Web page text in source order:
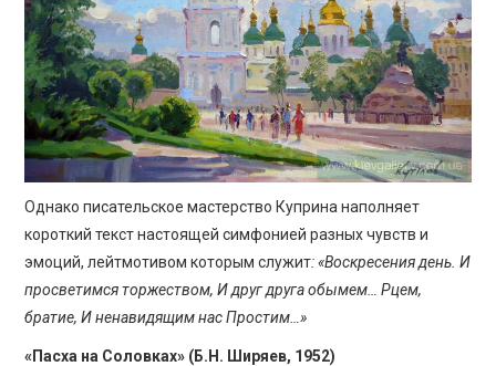
Однако писательское мастерство Куприна наполняет
короткий текст настоящей симфонией разных чувств и
эмоций, лейтмотивом которым служит: «Воскресения день. И
просветимся торжеством, И друг друга обымем… Рцем,
братие, И ненавидящим нас Простим…»
«Пасха на Соловках» (Б.Н. Ширяев, 1952)